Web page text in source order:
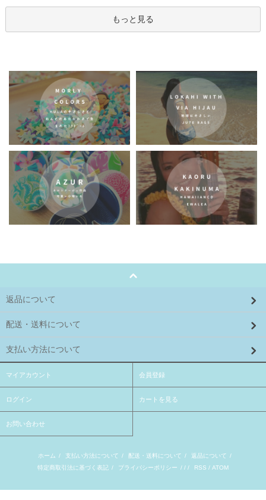
もっと見る
返品について
配送・送料について
支払い方法について
マイアカウント 会員登録
ログイン カートを見る
お問い合わせ
ホーム / 支払い方法について / 配送・送料について / 返品について /
特定商取引法に基づく表記 / プライバシーポリシー / / / RSS / ATOM